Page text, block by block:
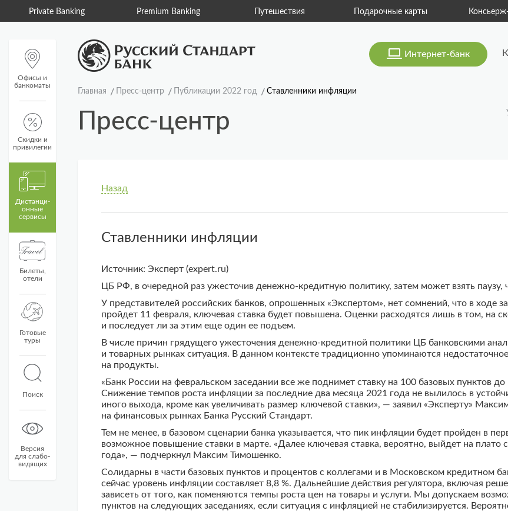
Private Banking Premium Banking Путешествия Подарочные карты
Офисы и
банкоматы
Скидки и
привилегии
Дистанци­
онные
сервисы
Билеты,
отели
Готовые
туры
Поиск
Версия
для слабо-
видящих
Интернет-банк
Главная Пресс-центр Публикации 2022 год Ставленники инфляции
Пресс-центр
Назад
Ставленники инфляции
Источник: Эксперт (expert.ru)
ЦБ РФ, в очередной раз ужесточив денежно-кредитную политику, затем может взять
У представителей российских банков, опрошенных «Экспертом», нет сомнений, что в ходе
пройдет 11 февраля, ключевая ставка будет повышена. Оценки расходятся лишь в том, на
и последует ли за этим еще один ее подъем.
В числе причин грядущего ужесточения денежно-кредитной политики ЦБ банковскими
и товарных рынках ситуация. В данном контексте традиционно упоминаются
на продукты.
«Банк России на февральском заседании все же поднимет ставку на 100 базовых пунктов
Снижение темпов роста инфляции за последние два месяца 2021 года не вылилось в
иного выхода, кроме как увеличивать размер ключевой ставки», — заявил «Эксперту»
на финансовых рынках Банка Русский Стандарт.
Тем не менее, в базовом сценарии банка указывается, что пик инфляции будет пройден в
возможное повышение ставки в марте. «Далее ключевая ставка, вероятно, выйдет на
года», — подчеркнул Максим Тимошенко.
Солидарны в части базовых пунктов и процентов с коллегами и в Московском кредитном
сейчас уровень инфляции составляет 8,8 %. Дальнейшие действия регулятора, включая
зависеть от того, как поменяются темпы роста цен на товары и услуги. Мы допускаем
пунктов на следующих заседаниях, если ситуация с инфляцией не стабилизируется.